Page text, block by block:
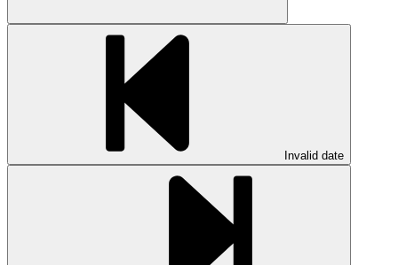
Invalid date